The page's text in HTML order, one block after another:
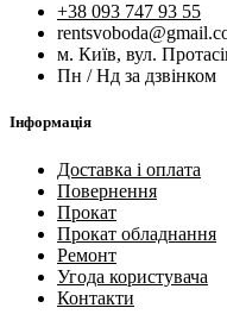
+38 093 747 93 55
м. Київ, вул.
Пн / Нд за дзвінком
Інформація
Доставка і оплата
Повернення
Прокат
Прокат обладнання
Ремонт
Угода користувача
Контакти